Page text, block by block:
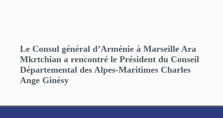
Le Consul général d’Arménie à Marseille Ara
Mkrtchian a rencontré le Président du Conseil
Départemental des Alpes-Maritimes Charles
Ange Ginésy